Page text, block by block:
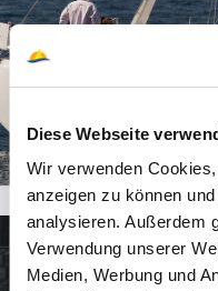
Diese Webseite
Wir verwenden
anzeigen zu können
analysieren. Außerdem
Verwendung unserer
Medien, Werbung und